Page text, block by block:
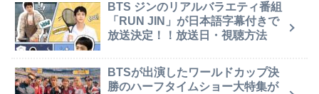
BTS ジンのリアルバラエティ番組
「RUN JIN」が日本語字幕付きで
放送決定！！放送日・視聴方法
BTSが出演したワールドカップ決
勝のハーフタイムショー大特集が